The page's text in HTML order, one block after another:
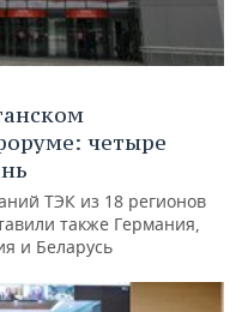
четыре
ТЭК из 18 регионов
также Германия,
и Беларусь